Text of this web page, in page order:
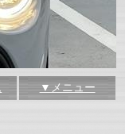
▼メニュー